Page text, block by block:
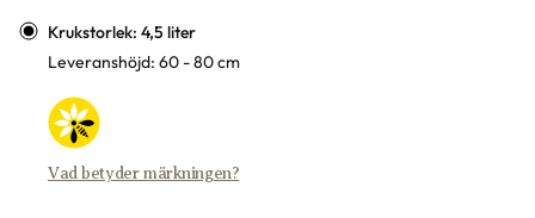
Varianter
Krukstorlek: 4,5 liter
Leveranshöjd: 60 - 80 cm
Vad betyder märkningen?